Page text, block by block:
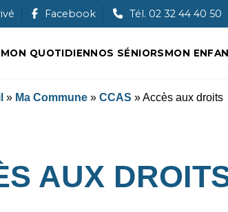
Facebook Tél. 02 32 44 40 50
MON QUOTIDIENNOS SÉNIORSMON
» Ma Commune »CCAS »Accès aux droits
AUX